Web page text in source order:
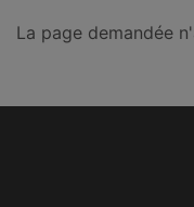
La page demandée